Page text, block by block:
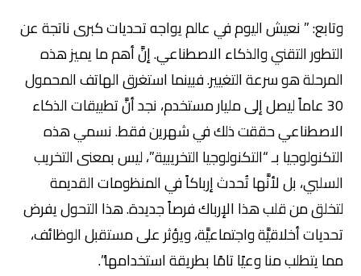
وتابع: ” نعيش اليوم في عالم يواجه تحديات كبرى ناتجة عن
التطور التقني والذكاء الاصطناعي. إنَّ أهم ما يميز هذه
المرحلة هو سرعة التغيير. فبينما استغرق الهاتف المحمول
30 عاماً ليصل إلى مليار مستخدم، نجد أنَّ تطبيقات الذكاء
الاصطناعي حققت ذلك في شهرين فقط. نسمي هذه
التكنولوجيا بـ “التكنولوجيا التخريبية”، ليس بمعنى التخريب
السلبي، بل لأنَّها تُحدث إرباكاً في المنظومات القديمة
لتخلق من قلب هذا الإرباك فرصاً جديدة. هذا التحول يفرض
تحديات أخلاقيَّة واجتماعيَّة، ويؤثر على مستقبل الوظائف،
مما يتطلب منا وعيًا تامًا بطريقة استخدامها”.